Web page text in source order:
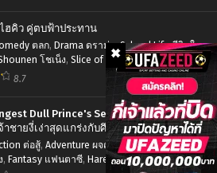
ฮคิว คู่ตบฟ้าประทาน
ตลก, Drama ดราม่า,School Life ชีวิตใน
โชเน็ง, Slice of Life รั้วโรงเรียน,
8.7
Dull Prince's Secret Battle for the
าชายงี่เง่าสุดแกร่งกับศึกชิงราชสมบัติ
ต่อสู้, Adventure ผจญภัย ,Drama ดราม่า,
, Fantasy แฟนตาซี, Harem ฮาเร็ม,Manga มังงะ